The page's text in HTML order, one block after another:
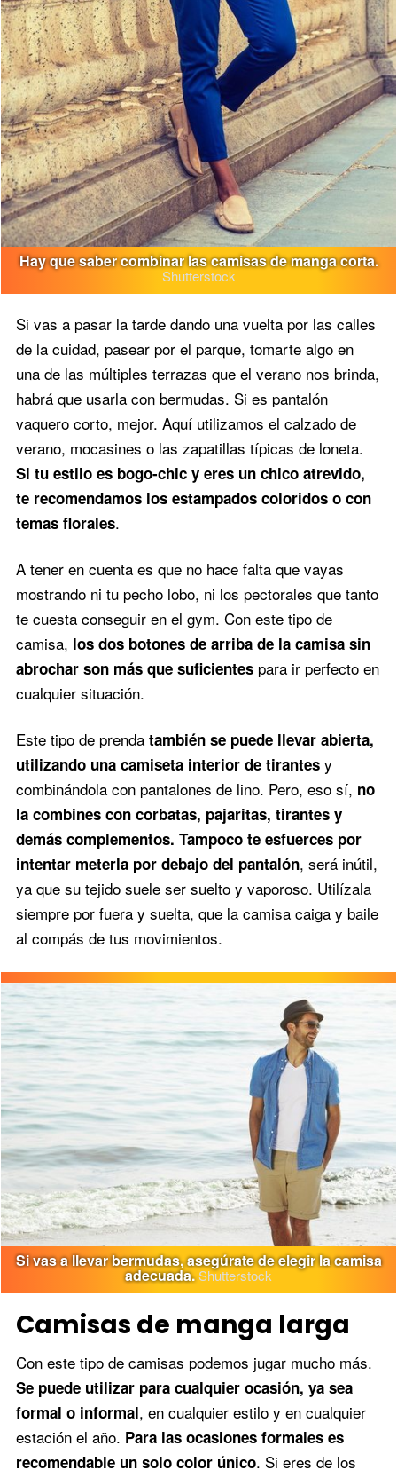
Hay que saber combinar las camisas de manga corta.
Shutterstock
Si vas a pasar la tarde dando una vuelta por las calles
de la cuidad, pasear por el parque, tomarte algo en
una de las múltiples terrazas que el verano nos brinda,
habrá que usarla con bermudas. Si es pantalón
vaquero corto, mejor. Aquí utilizamos el calzado de
verano, mocasines o las zapatillas típicas de loneta.
Si tu estilo es bogo-chic y eres un chico atrevido,
te recomendamos los estampados coloridos o con
temas florales.
A tener en cuenta es que no hace falta que vayas
mostrando ni tu pecho lobo, ni los pectorales que tanto
te cuesta conseguir en el gym. Con este tipo de
camisa, los dos botones de arriba de la camisa sin
abrochar son más que suficientespara ir perfecto en
cualquier situación.
Este tipo de prenda también se puede llevar abierta,
utilizando una camiseta interior de tirantesy
combinándola con pantalones de lino. Pero, eso sí, no
la combines con corbatas, pajaritas, tirantes y
demás complementos. Tampoco te esfuerces por
intentar meterla por debajo del pantalón, será inútil,
ya que su tejido suele ser suelto y vaporoso. Utilízala
siempre por fuera y suelta, que la camisa caiga y baile
al compás de tus movimientos.
Si vas a llevar bermudas, asegúrate de elegir la camisa
adecuada.Shutterstock
Camisas de manga larga
Con este tipo de camisas podemos jugar mucho más.
Se puede utilizar para cualquier ocasión, ya sea
formal o informal, en cualquier estilo y en cualquier
estación el año. Para las ocasiones formales es
recomendable un solo color único. Si eres de los